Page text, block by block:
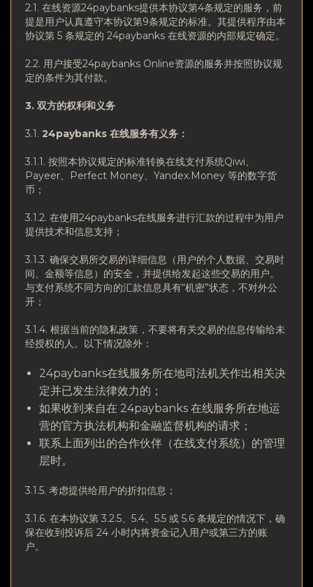
2.1. 在线资源24paybanks提供本协议第4条规定的服务，前
提是用户认真遵守本协议第9条规定的标准。其提供程序由本
协议第 5 条规定的 24paybanks 在线资源的内部规定确定。
2.2. 用户接受24paybanks Online资源的服务并按照协议规
定的条件为其付款。
3. 双方的权利和义务
3.1. 24paybanks 在线服务有义务：
3.1.1. 按照本协议规定的标准转换在线支付系统Qiwi、
Payeer、Perfect Money、Yandex.Money 等的数字货
币；
3.1.2. 在使用24paybanks在线服务进行汇款的过程中为用户
提供技术和信息支持；
3.1.3. 确保交易所交易的详细信息（用户的个人数据、交易时
间、金额等信息）的安全，并提供给发起这些交易的用户。
与支付系统不同方向的汇款信息具有“机密”状态，不对外公
开；
3.1.4. 根据当前的隐私政策，不要将有关交易的信息传输给未
经授权的人。以下情况除外：
24paybanks在线服务所在地司法机关作出相关决
定并已发生法律效力的；
如果收到来自在 24paybanks 在线服务所在地运
营的官方执法机构和金融监督机构的请求；
联系上面列出的合作伙伴（在线支付系统）的管理
层时。
3.1.5. 考虑提供给用户的折扣信息；
3.1.6. 在本协议第 3.2.5、5.4、5.5 或 5.6 条规定的情况下，确
保在收到投诉后 24 小时内将资金记入用户或第三方的账
户。